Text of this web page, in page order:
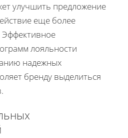
улучшить предложение
еще более
лояльности
надежных
бренду выделиться